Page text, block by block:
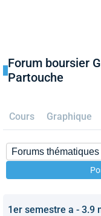
Forum boursier
Partouche
Cours Graphique
1er semestre a - 3.9